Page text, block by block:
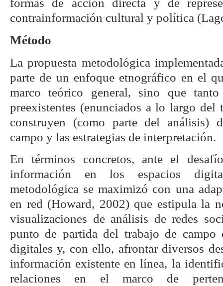
formas de acción directa y de
contrainformación cultural y política
Método
La propuesta metodológica
parte de un enfoque etnográfico en el
marco teórico general, sino que
preexistentes (enunciados a lo largo del
construyen (como parte del análisis)
campo y las estrategias de interpretación.
En términos concretos, ante el
información en los espacios
metodológica se maximizó con una
en red (Howard, 2002) que estipula la
visualizaciones de análisis de redes
punto de partida del trabajo de campo
digitales y, con ello, afrontar diversos
información existente en línea, la
relaciones en el marco de